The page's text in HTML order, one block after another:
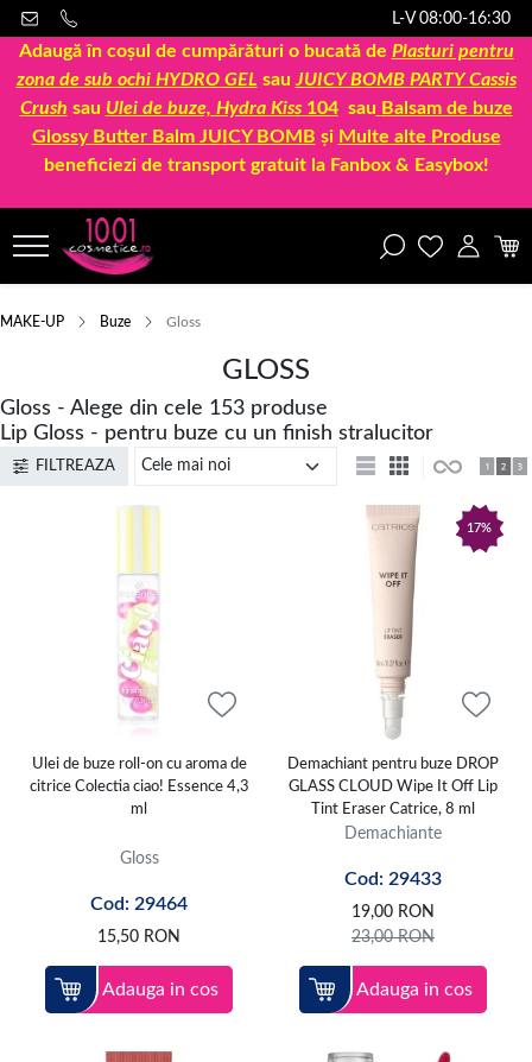
L-V 08:00-16:30
Adaugă în coșul de cumpărături o bucată de Plasturi pentru
zona de sub ochi HYDRO GEL sau JUICY BOMB PARTY Cassis
Crush sau Ulei de buze, Hydra Kiss 104sau Balsam de buze
Glossy Butter Balm JUICY BOMB și Multe alte Produse
beneficiezi de transport gratuit la Fanbox & Easybox!
MAKE-UP Buze Gloss
GLOSS
Gloss - Alege din cele 153 produse
Lip Gloss - pentru buze cu un finish stralucitor
FILTREAZA
Ulei de buze roll-on cu aroma de
citrice Colectia ciao! Essence 4,3
ml
Gloss
Cod: 29464
15,50 RON
Adauga in cos
17%
Demachiant pentru buze DROP
GLASS CLOUD Wipe It Off Lip
Tint Eraser Catrice, 8 ml
Demachiante
Cod: 29433
19,00 RON
23,00RON
Adauga in cos